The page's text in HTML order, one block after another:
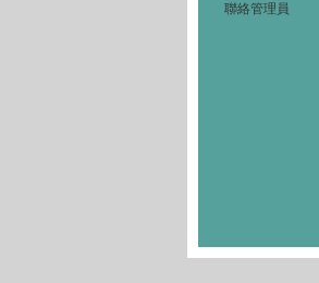
聯絡管理員